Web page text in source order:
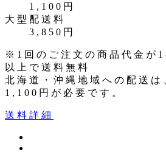
1,100円
大型配送料
3,850円
※1回のご注文の商品代金が
以上で送料無料
北海道・沖縄地域への配送は
1,100円が必要です。
送料詳細